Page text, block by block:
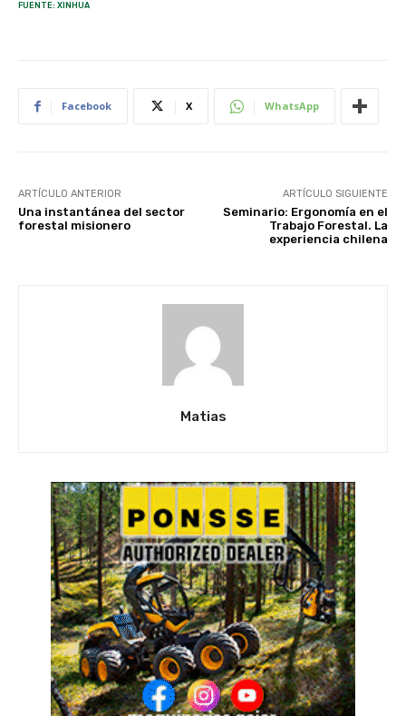
FUENTE: XINHUA
Facebook X WhatsApp
ARTÍCULO ANTERIOR
Una instantánea del sector
forestal misionero
ARTÍCULO SIGUIENTE
Seminario: Ergonomía en el
Trabajo Forestal. La
experiencia chilena
Matias